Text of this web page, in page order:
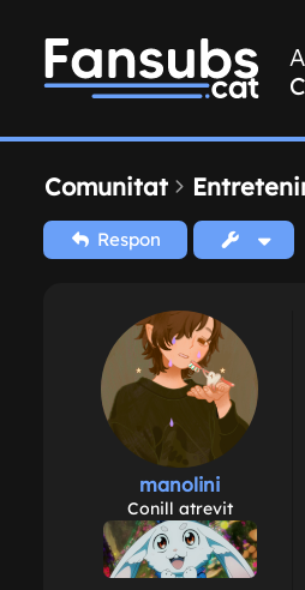
Comunitat
Respon
manolini
Conill atrevit